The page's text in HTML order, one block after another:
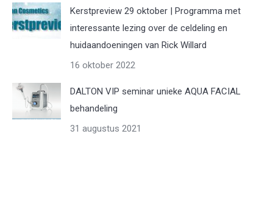
Kerstpreview 29 oktober | Programma met
interessante lezing over de celdeling en
huidaandoeningen van Rick Willard
16 oktober 2022
DALTON VIP seminar unieke AQUA FACIAL
behandeling
31 augustus 2021